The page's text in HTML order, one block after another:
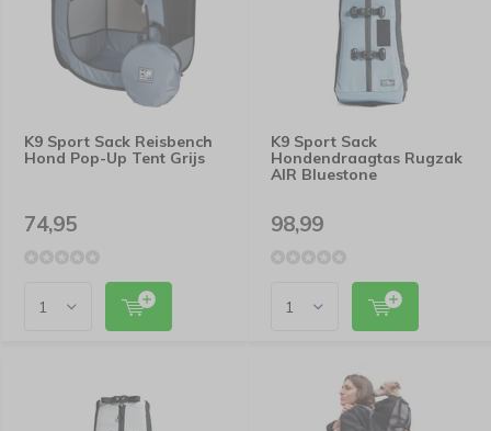
K9 Sport Sack Reisbench
Hond Pop-Up Tent Grijs
74,95
K9 Sport Sack
Hondendraagtas Rugzak
AIR Bluestone
98,99